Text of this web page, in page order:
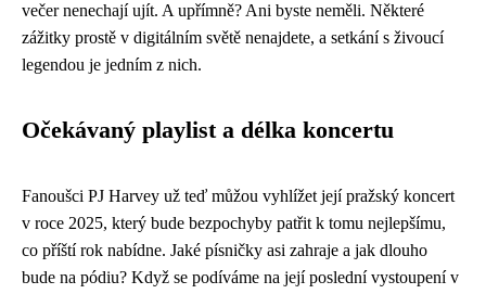
večer nenechají ujít. A upřímně? Ani byste neměli. Některé
zážitky prostě v digitálním světě nenajdete, a setkání s živoucí
legendou je jedním z nich.
Očekávaný playlist a délka koncertu
Fanoušci PJ Harvey už teď můžou vyhlížet její pražský koncert
v roce 2025, který bude bezpochyby patřit k tomu nejlepšímu,
co příští rok nabídne. Jaké písničky asi zahraje a jak dlouho
bude na pódiu? Když se podíváme na její poslední vystoupení v